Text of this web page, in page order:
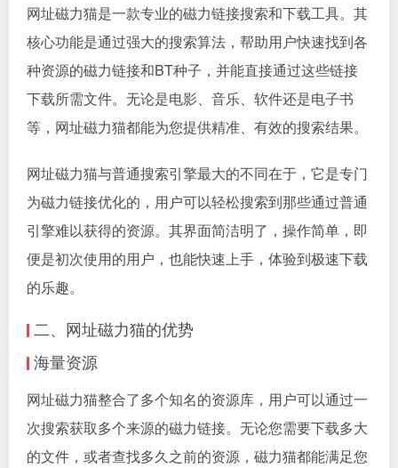
网址磁力猫是一款专业的磁力链接搜索和下载工具。其
核心功能是通过强大的搜索算法，帮助用户快速找到各
种资源的磁力链接和BT种子，并能直接通过这些链接
下载所需文件。无论是电影、音乐、软件还是电子书
等，网址磁力猫都能为您提供精准、有效的搜索结果。
网址磁力猫与普通搜索引擎最大的不同在于，它是专门
为磁力链接优化的，用户可以轻松搜索到那些通过普通
引擎难以获得的资源。其界面简洁明了，操作简单，即
便是初次使用的用户，也能快速上手，体验到极速下载
的乐趣。
二、网址磁力猫的优势
海量资源
网址磁力猫整合了多个知名的资源库，用户可以通过一
次搜索获取多个来源的磁力链接。无论您需要下载多大
的文件，或者查找多久之前的资源，磁力猫都能满足您